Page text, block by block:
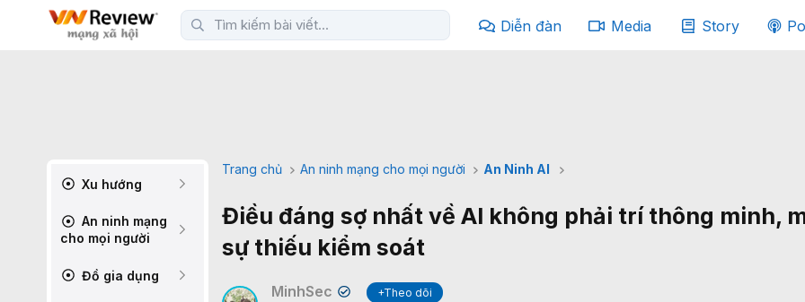
Diễn đàn Media Story
Xu hướng
An ninh mạng
cho mọi người
Đồ gia dụng
Trang chủ An ninh mạng cho mọi người An Ninh AI
Điều đáng sợ nhất về AI không phải trí thông minh,
sự thiếu kiểm soát
MinhSec ✔
+Theo dõi